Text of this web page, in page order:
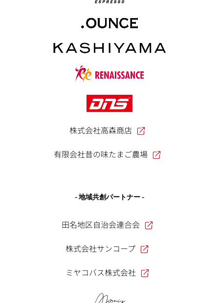
株式会社高森商店
有限会社昔の味たまご農場
- 地域共創パートナー -
田名地区自治会連合会
株式会社サンコープ
ミヤコバス株式会社